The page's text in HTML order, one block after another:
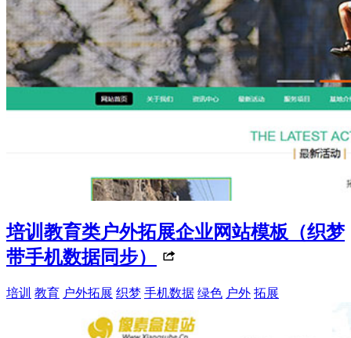
培训教育类户外拓展企业网站模板（织梦
带手机数据同步）
培训 教育 户外拓展 织梦 手机数据 绿色 户外 拓展